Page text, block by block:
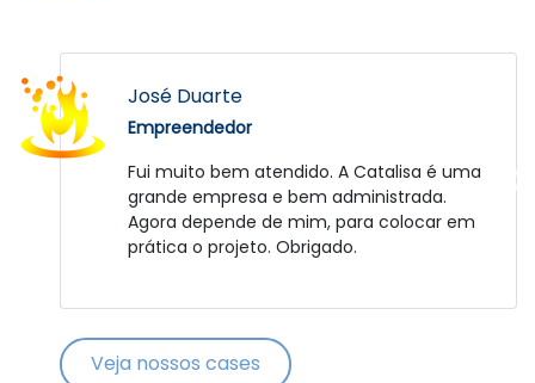
Daniel Strassburguer
Empreendedor
Fator que deve-se elogiar foi a paciência e
compreensão da equipe frente aos
desafios impostos pela peculiaridade do
projeto bem como no relacionamento com
experiência e carreira destes jovens que
claramente se mostraram especiais. Um
José Duarte
Empreendedor
Fui muito bem atendido. A Catalisa é uma
grande empresa e bem administrada.
Agora depende de mim, para colocar em
prática o projeto. Obrigado.
Veja nossos cases